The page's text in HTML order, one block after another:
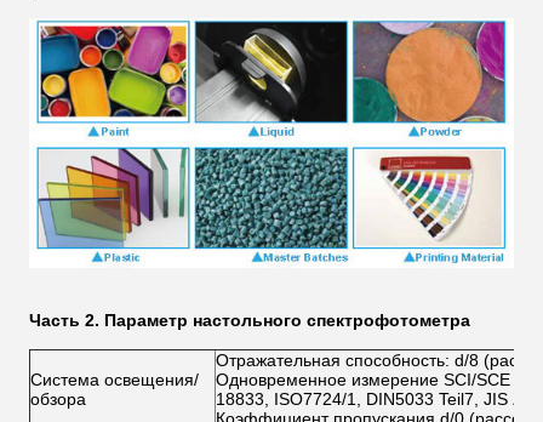
Часть 2. Параметр настольного спектрофотометра
Система освещения/
обзора
Отражательная способность: d/8
Одновременное измерение SCI/SCE в
18833, ISO7724/1, DIN5033 Teil7, JIS